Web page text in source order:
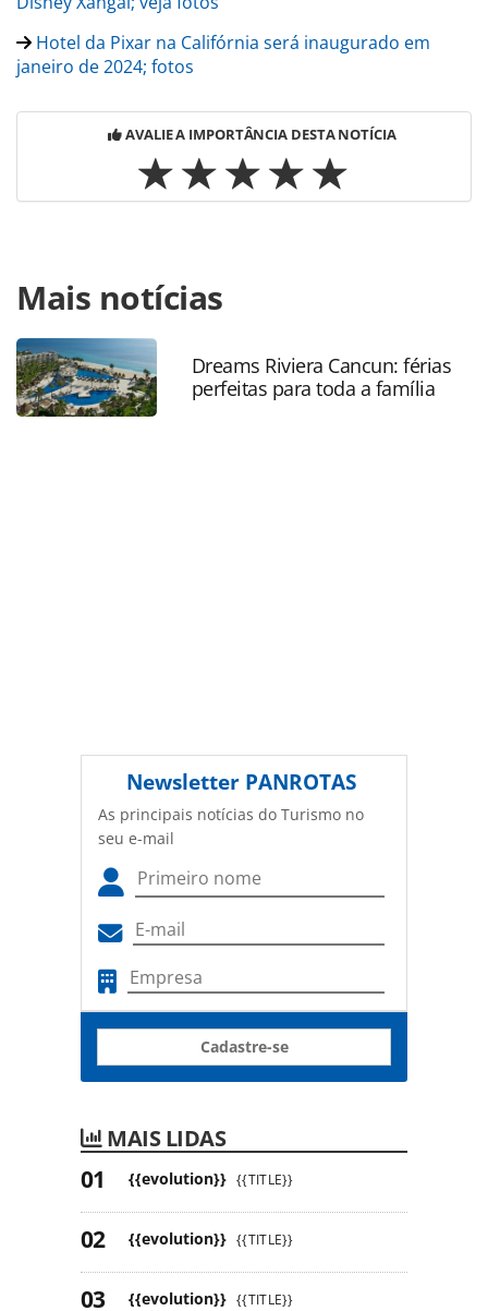
Hotel da Pixar na Califórnia será inaugurado em
janeiro de 2024; fotos
AVALIE A IMPORTÂNCIA DESTA NOTÍCIA
https://www.panrotas.com.br/destinos/parques-
tematicos/2023/11/disney-cruise-line-revela-mais-sobre-
ilha-lookout-cay-at-lighthouse-point_200987.html ou as
ferramentas oferecidas na página. Todo o conteúdo
produzido pela PANROTAS Editora é protegido pela
legislação brasileira sobre direito autoral. Não reproduza o
Mais notícias
Dreams Riviera Cancun: férias
perfeitas para toda a família
Newsletter PANROTAS
As principais notícias do Turismo no
seu e-mail
Cadastre-se
MAIS LIDAS
{{evolution}} {{TITLE}}
{{evolution}} {{TITLE}}
{{evolution}} {{TITLE}}